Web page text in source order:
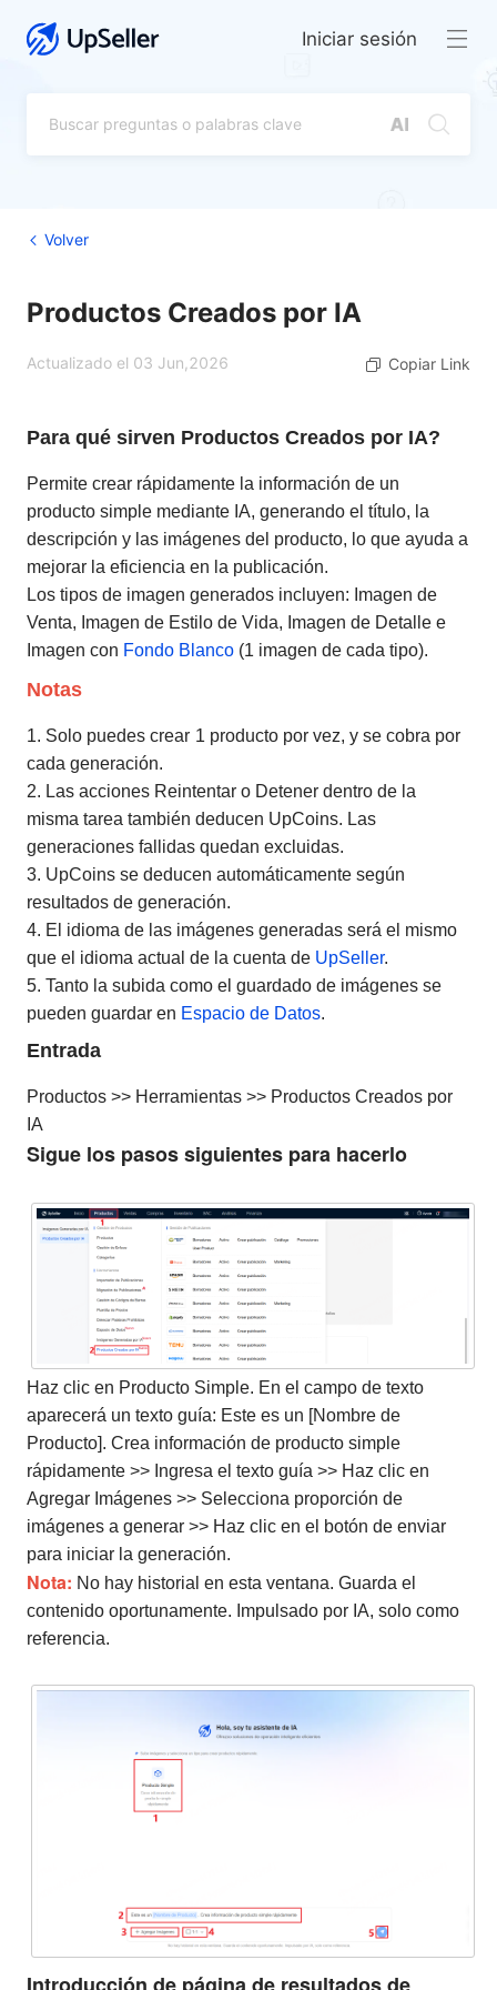
Iniciar sesión
Volver
Productos Creados por IA
Actualizado el 03 Jun,2026 Copiar Link
Para qué sirven Productos Creados por IA?
Permite crear rápidamente la información de un
producto simple mediante IA, generando el título, la
descripción y las imágenes del producto, lo que ayuda a
mejorar la eficiencia en la publicación.
Los tipos de imagen generados incluyen: Imagen de
Venta, Imagen de Estilo de Vida, Imagen de Detalle e
Imagen con Fondo Blanco (1 imagen de cada tipo).
Notas
1. Solo puedes crear 1 producto por vez, y se cobra por
cada generación.
2. Las acciones Reintentar o Detener dentro de la
misma tarea también deducen UpCoins. Las
generaciones fallidas quedan excluidas.
3. UpCoins se deducen automáticamente según
resultados de generación.
4. El idioma de las imágenes generadas será el mismo
que el idioma actual de la cuenta de UpSeller.
5. Tanto la subida como el guardado de imágenes se
pueden guardar en Espacio de Datos.
Entrada
Productos >> Herramientas >> Productos Creados por
IA
Sigue los pasos siguientes para hacerlo
Haz clic en Producto Simple. En el campo de texto
aparecerá un texto guía: Este es un [Nombre de
Producto]. Crea información de producto simple
rápidamente >> Ingresa el texto guía >> Haz clic en
Agregar Imágenes >> Selecciona proporción de
imágenes a generar >> Haz clic en el botón de enviar
para iniciar la generación.
Nota: No hay historial en esta ventana. Guarda el
contenido oportunamente. Impulsado por IA, solo como
referencia.